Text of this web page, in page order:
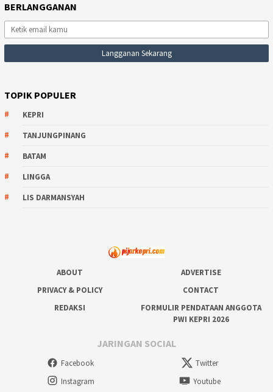
BERLANGGANAN
TOPIK POPULER
KEPRI
TANJUNGPINANG
BATAM
LINGGA
LIS DARMANSYAH
ABOUT
ADVERTISE
PRIVACY & POLICY
CONTACT
REDAKSI
FORMULIR PENDATAAN ANGGOTA
PWI KEPRI 2026
JARINGAN SOCIAL
Facebook
Twitter
Instagram
Youtube